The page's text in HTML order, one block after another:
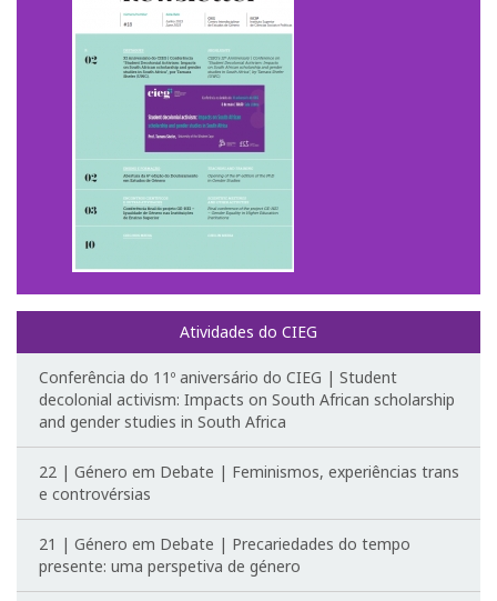
Regulamentos do CIEG
Contactos
Temáticas de Investigação
Projetos
Projetos em curso
Projetos Concluídos
Parcerias
Investigar no CIEG
Bolseiras CIEG/FCT
Publicações
Atividades do CIEG
Conferência do 11º aniversário do CIEG | Student
decolonial activism: Impacts on South African scholarship
and gender studies in South Africa
22 | Género em Debate | Feminismos, experiências trans
e controvérsias
21 | Género em Debate | Precariedades do tempo
presente: uma perspetiva de género